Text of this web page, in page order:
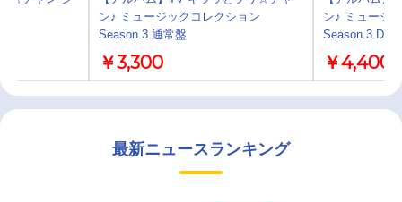
ン♪ ミュージックコレクション
Season.3 通常盤
￥3,300
ン♪ ミュージ
Season.3 DX
￥4,400
最新ニュースランキング